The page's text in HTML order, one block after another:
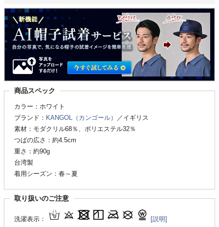
商品スペック
カラー：ホワイト
ブランド： KANGOL（カンゴール）
／イギリス
素材：モダクリル68％、ポリエステル32％
つばの広さ：約4.5cm
重さ：約90g
台湾製
着用シーズン：春～夏
取り扱いのご注意
洗濯表示：
[説明]